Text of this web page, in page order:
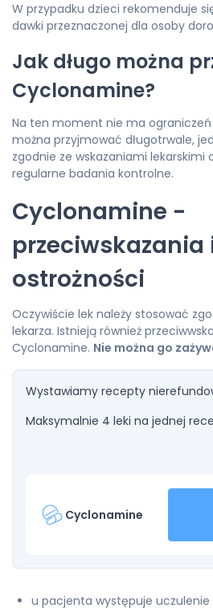
W przypadku dzieci rekomenduje
dawki przeznaczonej dla osoby
Jak długo można
Cyclonamine?
Na ten moment nie ma ograniczeń
można przyjmować długotrwale,
zgodnie ze wskazaniami lekarskimi
regularne badania kontrolne.
Cyclonamine -
przeciwskazania
ostrożności
Oczywiście lek należy stosować
lekarza. Istnieją również
Cyclonamine. Nie można go
Wystawiamy recepty
Maksymalnie 4 leki na jednej
Cyclonamine
u pacjenta występuje